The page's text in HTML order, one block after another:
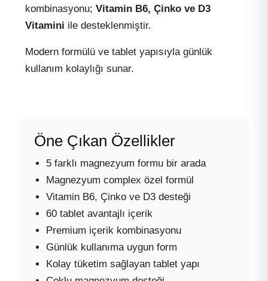
kombinasyonu; Vitamin B6, Çinko ve D3
Vitamini ile desteklenmiştir.
Modern formülü ve tablet yapısıyla günlük
kullanım kolaylığı sunar.
Öne Çıkan Özellikler
5 farklı magnezyum formu bir arada
Magnezyum complex özel formül
Vitamin B6, Çinko ve D3 desteği
60 tablet avantajlı içerik
Premium içerik kombinasyonu
Günlük kullanıma uygun form
Kolay tüketim sağlayan tablet yapı